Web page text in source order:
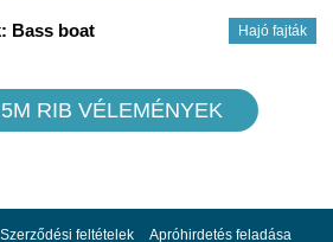
Hajó fajták
Bass boat
RIB VÉLEMÉNYEK
Szerződési feltételek
Apróhirdetés feladása